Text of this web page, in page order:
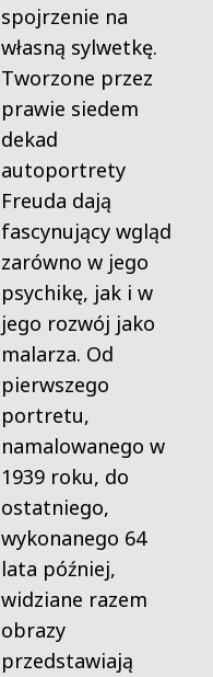
spojrzenie na
własną sylwetkę.
Tworzone przez
prawie siedem
dekad
autoportrety
Freuda dają
fascynujący wgląd
zarówno w jego
psychikę, jak i w
jego rozwój jako
malarza. Od
pierwszego
portretu,
namalowanego w
1939 roku, do
ostatniego,
wykonanego 64
lata później,
widziane razem
obrazy
przedstawiają